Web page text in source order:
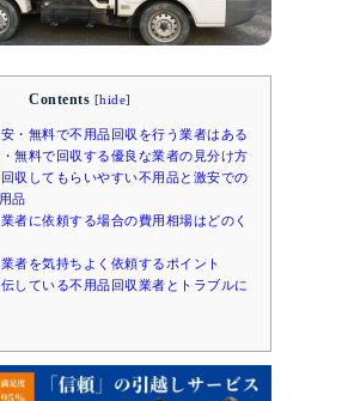
Contents [hide]
・無料で不用品回収を行う業者はある
無料で回収する優良な業者の見分け方
収してもらいやすい不用品と激安での
品
者に依頼する場合の費用相場はどのく
者を気持ちよく依頼するポイント
している不用品回収業者とトラブルに